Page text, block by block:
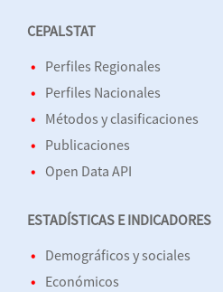
CEPALSTAT
Perfiles Regionales
Perfiles Nacionales
Métodos y clasificaciones
Publicaciones
Open Data API
ESTADÍSTICAS E INDICADORES
Demográficos y sociales
Económicos